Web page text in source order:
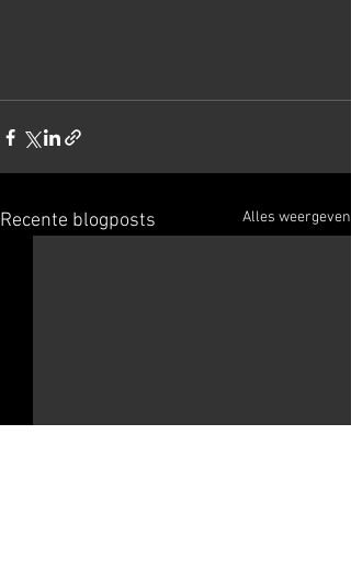
Recente blogposts Alles weergeven